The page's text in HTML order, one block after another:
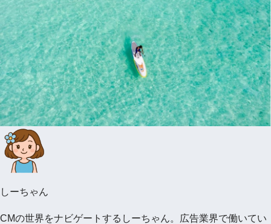
しーちゃん
CMの世界をナビゲートするしーちゃん。広告業界で働いてい